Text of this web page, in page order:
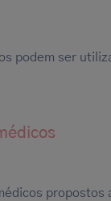
podem ser
propostos